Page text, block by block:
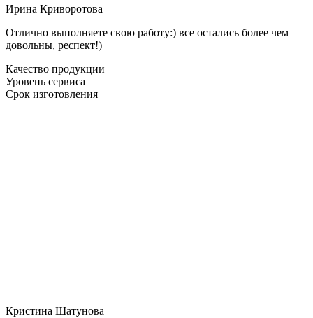
Ирина Криворотова
Отлично выполняете свою работу:) все остались более чем
довольны, респект!)
Качество продукции
Уровень сервиса
Срок изготовления
Кристина Шатунова